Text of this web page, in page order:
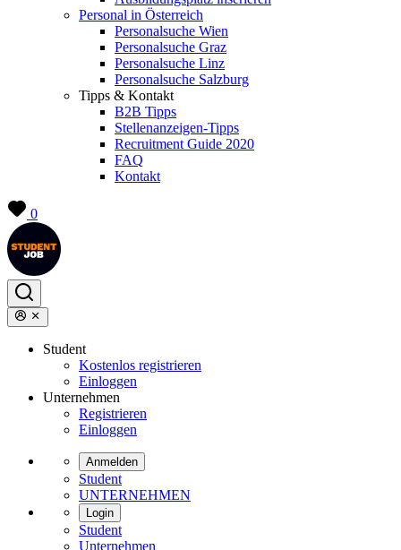
Personal in Österreich
Personalsuche Wien
Personalsuche Graz
Personalsuche Linz
Personalsuche Salzburg
Tipps & Kontakt
B2B Tipps
Stellenanzeigen-Tipps
Recruitment Guide 2020
FAQ
Kontakt
0
Student
Kostenlos registrieren
Einloggen
Unternehmen
Registrieren
Einloggen
Anmelden
Student
UNTERNEHMEN
Login
Student
Unternehmen